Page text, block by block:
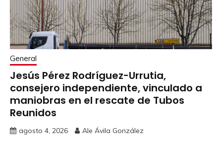
General
Jesús Pérez Rodríguez-Urrutia,
consejero independiente, vinculado a
maniobras en el rescate de Tubos
Reunidos
agosto 4, 2026 Ale Ávila González